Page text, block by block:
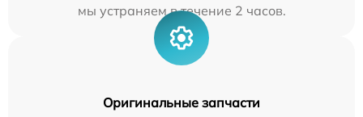
мы устраняем в течение 2 часов.
Оригинальные запчасти